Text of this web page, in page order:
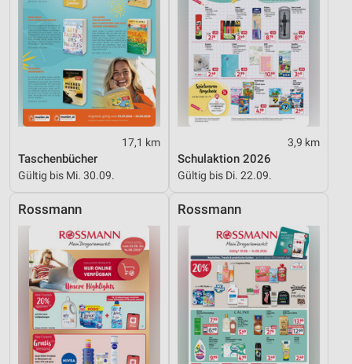
17,1 km
Taschenbücher
Gültig bis Mi. 30.09.
3,9 km
Schulaktion 2026
Gültig bis Di. 22.09.
Rossmann Rossmann